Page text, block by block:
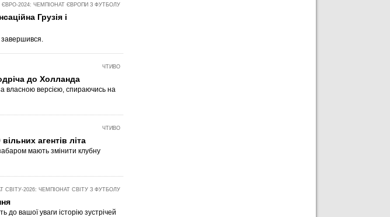
ЄВРО-2024: ЧЕМПІОНАТ ЄВРОПИ З ФУТБОЛУ
Грузія і
завершився.
ЧТИВО
до Холланда
власною версією, спираючись на
ЧТИВО
агентів літа
мають змінити клубну
СВІТУ-2026: ЧЕМПІОНАТ СВІТУ З ФУТБОЛУ
вашої уваги історію зустрічей